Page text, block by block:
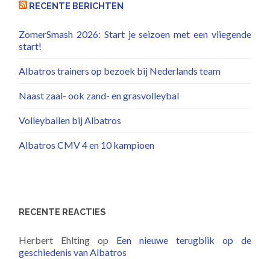
RECENTE BERICHTEN
ZomerSmash 2026: Start je seizoen met een vliegende
start!
Albatros trainers op bezoek bij Nederlands team
Naast zaal- ook zand- en grasvolleybal
Volleyballen bij Albatros
Albatros CMV 4 en 10 kampioen
RECENTE REACTIES
Herbert Ehlting op Een nieuwe terugblik op de
geschiedenis van Albatros